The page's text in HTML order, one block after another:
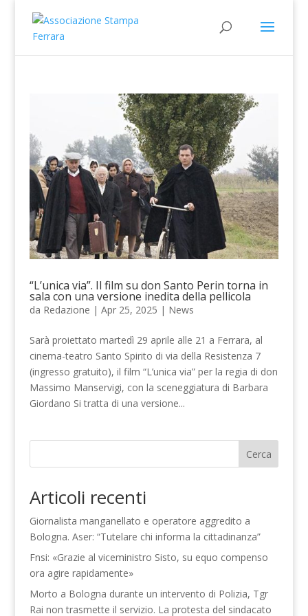
“L’unica via”. Il film su don Santo Perin torna in
sala con una versione inedita della pellicola
da Redazione | Apr 25, 2025 | News
Sarà proiettato martedì 29 aprile alle 21 a Ferrara, al
cinema-teatro Santo Spirito di via della Resistenza 7
(ingresso gratuito), il film “L’unica via” per la regia di don
Massimo Manservigi, con la sceneggiatura di Barbara
Giordano Si tratta di una versione...
Cerca
Articoli recenti
Giornalista manganellato e operatore aggredito a
Bologna. Aser: “Tutelare chi informa la cittadinanza”
Fnsi: «Grazie al viceministro Sisto, su equo compenso
ora agire rapidamente»
Morto a Bologna durante un intervento di Polizia, Tgr
Rai non trasmette il servizio. La protesta del sindacato